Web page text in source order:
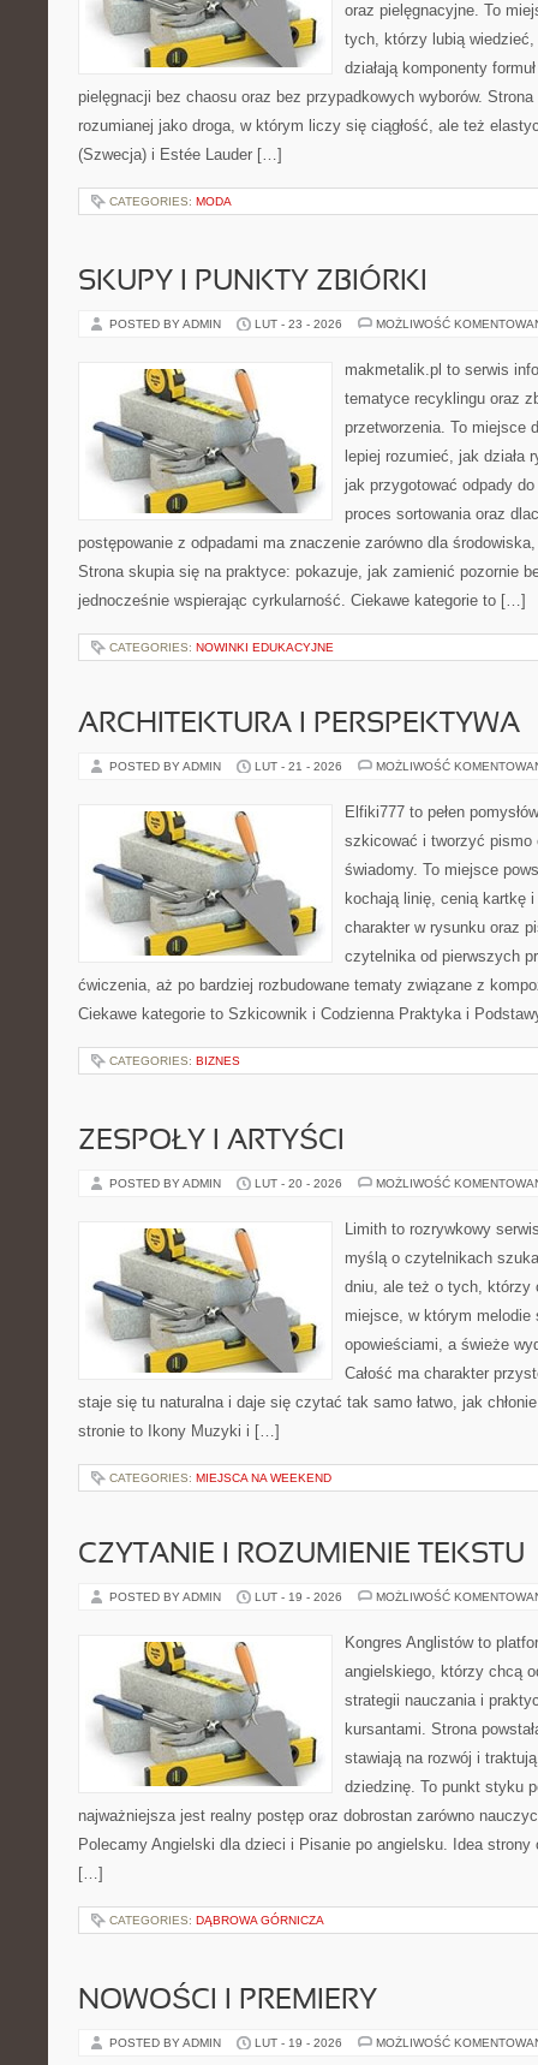
oraz pielęgnacyjne. To
tych, którzy lubią wiedzieć,
działają komponenty
pielęgnacji bez chaosu oraz bez przypadkowych wyborów.
rozumianej jako droga, w którym liczy się ciągłość, ale też
(Szwecja) i Estée Lauder […]
CATEGORIES: MODA
SKUPY I PUNKTY ZBIÓRKI
POSTED BY ADMIN LUT - 23 - 2026 MOŻLIWOŚĆ
makmetalik.pl to serwis
tematyce recyklingu oraz
przetworzenia. To miejsce
lepiej rozumieć, jak działa
jak przygotować odpady
proces sortowania oraz
postępowanie z odpadami ma znaczenie zarówno dla
Strona skupia się na praktyce: pokazuje, jak zamienić pozornie
jednocześnie wspierając cyrkularność. Ciekawe kategorie to […]
CATEGORIES: NOWINKI EDUKACYJNE
ARCHITEKTURA I PERSPEKTYWA
POSTED BY ADMIN LUT - 21 - 2026 MOŻLIWOŚĆ
Elfiki777 to pełen
szkicować i tworzyć pismo
świadomy. To miejsce
kochają linię, cenią kartkę
charakter w rysunku oraz
czytelnika od pierwszych
ćwiczenia, aż po bardziej rozbudowane tematy związane z
Ciekawe kategorie to Szkicownik i Codzienna Praktyka i
CATEGORIES: BIZNES
ZESPOŁY I ARTYŚCI
POSTED BY ADMIN LUT - 20 - 2026 MOŻLIWOŚĆ
Limith to rozrywkowy
myślą o czytelnikach
dniu, ale też o tych, którzy
miejsce, w którym melodie
opowieściami, a świeże
Całość ma charakter
staje się tu naturalna i daje się czytać tak samo łatwo, jak
stronie to Ikony Muzyki i […]
CATEGORIES: MIEJSCA NA WEEKEND
CZYTANIE I ROZUMIENIE TEKSTU
POSTED BY ADMIN LUT - 19 - 2026 MOŻLIWOŚĆ
Kongres Anglistów to
angielskiego, którzy chcą
strategii nauczania i
kursantami. Strona
stawiają na rozwój i
dziedzinę. To punkt styku
najważniejsza jest realny postęp oraz dobrostan zarówno
Polecamy Angielski dla dzieci i Pisanie po angielsku. Idea strony
[…]
CATEGORIES: DĄBROWA GÓRNICZA
NOWOŚCI I PREMIERY
POSTED BY ADMIN LUT - 19 - 2026 MOŻLIWOŚĆ